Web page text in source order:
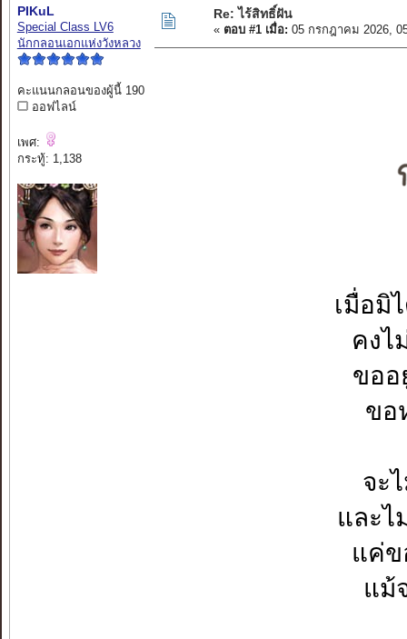
PIKuL
Special Class LV6
นักกลอนเอกแห่งวังหลวง
คะแนนกลอนของผู้นี้ 190
ออฟไลน์
เพศ:
กระทู้: 1,138
Re: ไร้สิทธิ์ฝัน
« ตอบ #1 เมื่อ: 05 กรกฎาคม 2026,
เมื่อมิ
คงไ
ขออ
ขอ
จะ
และไ
แค่ข
แม้